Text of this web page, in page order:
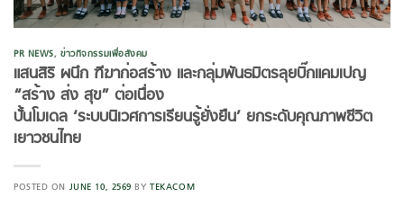
PR NEWS,ข่าวกิจกรรมเพื่อสังคม
แสนสิริ ผนึก ฑีฆาก่อสร้าง และกลุ่มพันธมิตรลุยบิ๊กแคมเปญ
“สร้าง ส่ง สุข” ต่อเนื่อง
ปั้นโมเดล ‘ระบบนิเวศการเรียนรู้ยั่งยืน’ ยกระดับคุณภาพชีวิต
เยาวชนไทย
POSTED ON JUNE 10, 2569 BYTEKACOM